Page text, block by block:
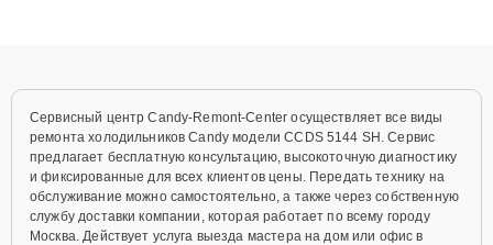
Сервисный центр Candy-Remont-Center осуществляет все виды
ремонта холодильников Candy модели CCDS 5144 SH. Сервис
предлагает бесплатную консультацию, высокоточную диагностику
и фиксированные для всех клиентов цены. Передать технику на
обслуживание можно самостоятельно, а также через собственную
службу доставки компании, которая работает по всему городу
Москва. Действует услуга выезда мастера на дом или офис в